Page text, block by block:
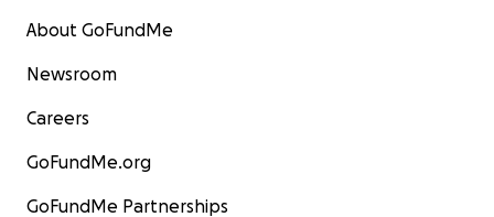
About GoFundMe
Newsroom
Careers
GoFundMe.org
GoFundMe Partnerships